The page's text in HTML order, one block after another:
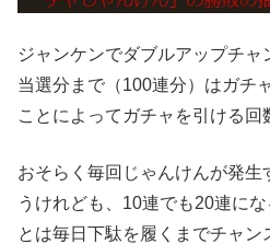
ジャンケンでダブルアップチャ
当選分まで（100連分）はガチ
ことによってガチャを引ける回
おそらく毎回じゃんけんが発生
うけれども、10連でも20連に
とは毎日下駄を履くまでチャ